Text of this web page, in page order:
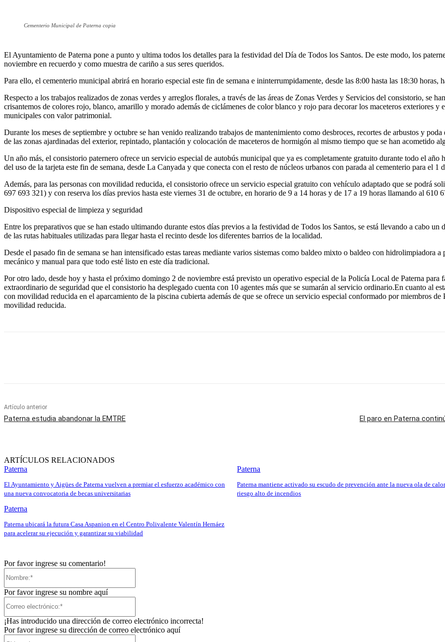
Cementerio Municipal de Paterna copia
El Ayuntamiento de Paterna pone a punto y ultima todos los detalles para la festividad del Día de Todos los Santos. De este modo, los
noviembre en recuerdo y como muestra de cariño a sus seres queridos.
Para ello, el cementerio municipal abrirá en horario especial este fin de semana e ininterrumpidamente, desde las 8:00 hasta las 18:30 horas,
Respecto a los trabajos realizados de zonas verdes y arreglos florales, a través de las áreas de Zonas Verdes y Servicios del consistorio, se
crisantemos de colores rojo, blanco, amarillo y morado además de ciclámenes de color blanco y rojo para decorar los maceteros exteriores y
municipales con valor patrimonial.
Durante los meses de septiembre y octubre se han venido realizando trabajos de mantenimiento como desbroces, recortes de arbustos y
de las zonas ajardinadas del exterior, repintado, plantación y colocación de maceteros de hormigón al mismo tiempo que se han acometido
Un año más, el consistorio paternero ofrece un servicio especial de autobús municipal que ya es completamente gratuito durante todo el
del uso de la tarjeta este fin de semana, desde La Canyada y que conecta con el resto de núcleos urbanos con parada al cementerio para el 1
Además, para las personas con movilidad reducida, el consistorio ofrece un servicio especial gratuito con vehículo adaptado que se podrá
697 693 321) y con reserva los días previos hasta este viernes 31 de octubre, en horario de 9 a 14 horas y de 17 a 19 horas llamando al 610
Dispositivo especial de limpieza y seguridad
Entre los preparativos que se han estado ultimando durante estos días previos a la festividad de Todos los Santos, se está llevando a cabo
de las rutas habituales utilizadas para llegar hasta el recinto desde los diferentes barrios de la localidad.
Desde el pasado fin de semana se han intensificado estas tareas mediante varios sistemas como baldeo mixto o baldeo con hidrolimpiadora
mecánico y manual para que todo esté listo en este día tradicional.
Por otro lado, desde hoy y hasta el próximo domingo 2 de noviembre está previsto un operativo especial de la Policía Local de Paterna
extraordinario de seguridad que el consistorio ha desplegado cuenta con 10 agentes más que se sumarán al servicio ordinario.En cuanto al
con movilidad reducida en el aparcamiento de la piscina cubierta además de que se ofrece un servicio especial conformado por miembros
movilidad reducida.
Artículo anterior
Paterna estudia abandonar la EMTRE
El paro en Paterna
ARTÍCULOS RELACIONADOS
Paterna
El Ayuntamiento y Aigües de Paterna vuelven a premiar el esfuerzo académico con
una nueva convocatoria de becas universitarias
Paterna
Paterna mantiene activado su escudo de prevención ante la nueva ola de
riesgo alto de incendios
Paterna
Paterna ubicará la futura Casa Aspanion en el Centro Polivalente Valentín Hernáez
para acelerar su ejecución y garantizar su viabilidad
Por favor ingrese su comentario!
Por favor ingrese su nombre aquí
¡Has introducido una dirección de correo electrónico incorrecta!
Por favor ingrese su dirección de correo electrónico aquí